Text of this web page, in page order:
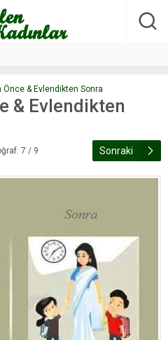
kala hayatını kaybetti
Önce & Evlendikten Sonra
& Evlendikten
7 / 9 Sonraki